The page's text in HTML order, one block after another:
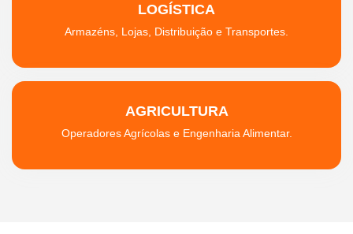
LOGÍSTICA
Armazéns, Lojas, Distribuição e Transportes.
AGRICULTURA
Operadores Agrícolas e Engenharia Alimentar.